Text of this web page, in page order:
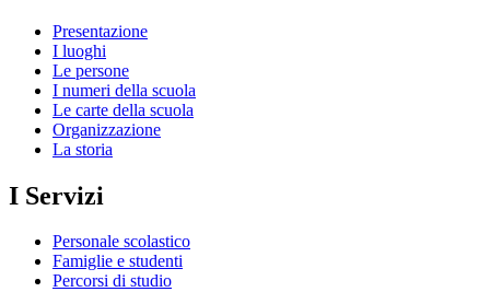
Presentazione
I luoghi
Le persone
I numeri della scuola
Le carte della scuola
Organizzazione
La storia
I Servizi
Personale scolastico
Famiglie e studenti
Percorsi di studio